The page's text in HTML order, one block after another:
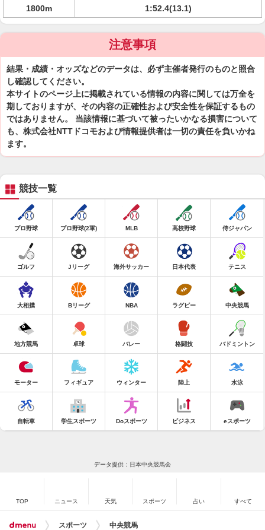
1800m
1:52.4(13.1)
注意事項
結果・成績・オッズなどのデータは、必ず主催者発行のものと照合
し確認してください。
本サイトのページ上に掲載されている情報の内容に関しては万全を
期しておりますが、その内容の正確性および安全性を保証するもの
ではありません。 当該情報に基づいて被ったいかなる損害について
も、株式会社NTTドコモおよび情報提供者は一切の責任を負いかね
ます。
競技一覧
プロ野球 プロ野球(2軍) MLB 高校野球 侍ジャパン
ゴルフ Jリーグ 海外サッカー 日本代表 テニス
大相撲 Bリーグ NBA ラグビー 中央競馬
地方競馬 卓球 バレー 格闘技 バドミントン
モーター フィギュア ウィンター 陸上 水泳
自転車 学生スポーツ Doスポーツ ビジネス eスポーツ
データ提供：日本中央競馬会
TOP ニュース 天気 スポーツ 占い すべて
スポーツ 中央競馬